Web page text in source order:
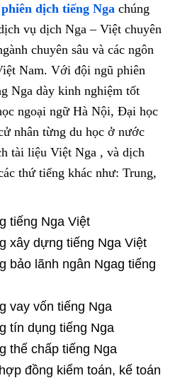
phiên dịch tiếng Nga chúng
vụ dịch Nga – Việt chuyên
chuyên sâu và các ngôn
Nam. Với đội ngũ phiên
Nga dày kinh nghiệm tốt
ngoại ngữ Hà Nội, Đại học
nhân từng du học ở nước
tài liệu Việt Nga , và dịch
thứ tiếng khác như: Trung,
tiếng Nga Việt
xây dựng tiếng Nga Việt
bảo lãnh ngân Ngag tiếng
vay vốn tiếng Nga
tín dụng tiếng Nga
thế chấp tiếng Nga
đồng kiểm toán, kế toán